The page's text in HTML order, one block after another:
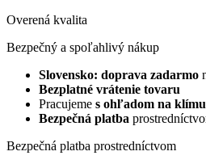
Overená kvalita
Bezpečný a spoľahlivý nákup
Slovensko: doprava zadarmo
Bezplatné vrátenie tovaru
Pracujeme s ohľadom na klímu
Bezpečná platba
Bezpečná platba prostredníctvom